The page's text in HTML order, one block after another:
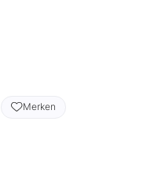
Merken